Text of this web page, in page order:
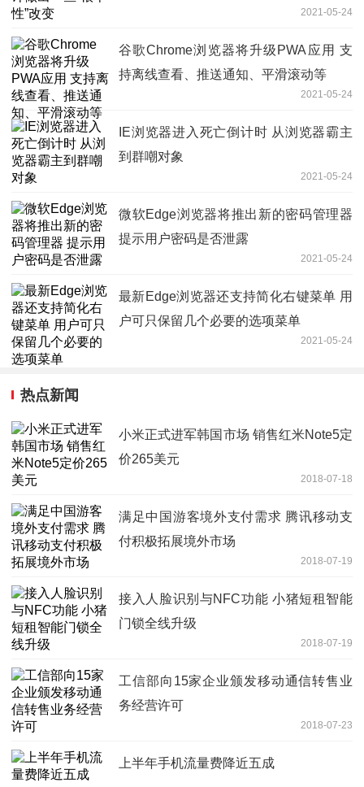
2021-05-24
谷歌Chrome浏览器将升级PWA应用 支
持离线查看、推送通知、平滑滚动等
2021-05-24
IE浏览器进入死亡倒计时 从浏览器霸主
到群嘲对象
2021-05-24
微软Edge浏览器将推出新的密码管理器
提示用户密码是否泄露
2021-05-24
最新Edge浏览器还支持简化右键菜单 用
户可只保留几个必要的选项菜单
2021-05-24
热点新闻
小米正式进军韩国市场 销售红米Note5定
价265美元
2018-07-18
满足中国游客境外支付需求 腾讯移动支
付积极拓展境外市场
2018-07-19
接入人脸识别与NFC功能 小猪短租智能
门锁全线升级
2018-07-19
工信部向15家企业颁发移动通信转售业
务经营许可
2018-07-23
上半年手机流量费降近五成